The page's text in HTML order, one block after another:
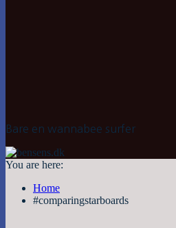
Bare en wannabee surfer
You are here:
Home
#comparingstarboards